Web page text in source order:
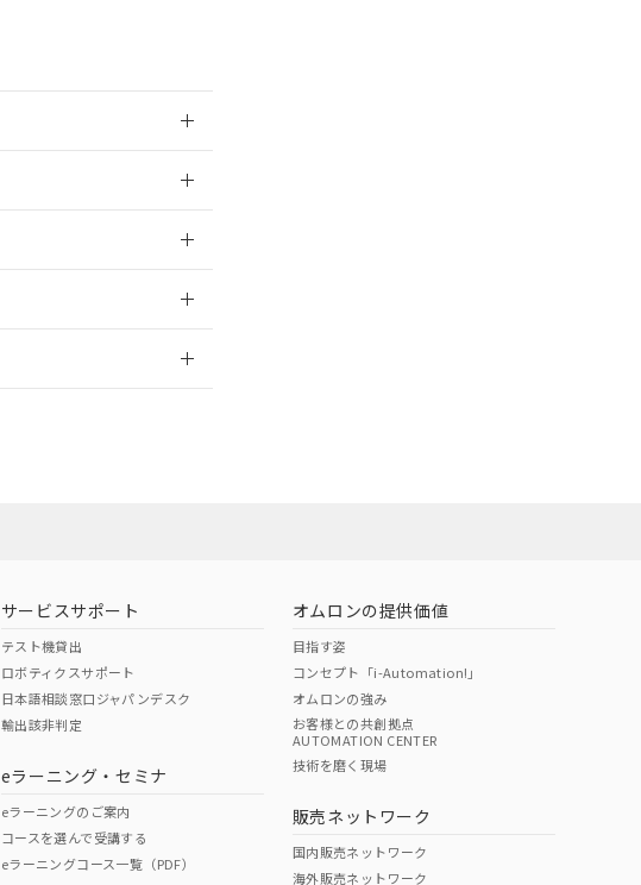
O O
サービスサポート
テスト機貸出
ロボティクスサポート
日本語相談窓口ジャパンデスク
輸出該非判定
eラーニング・セミナ
eラーニングのご案内
コースを選んで受講する
eラーニングコース一覧（PDF）
オムロンの提供価値
目指す姿
コンセプト「i-Automation!」
オムロンの強み
お客様との共創拠点
AUTOMATION CENTER
技術を磨く現場
販売ネットワーク
国内販売ネットワーク
海外販売ネットワーク